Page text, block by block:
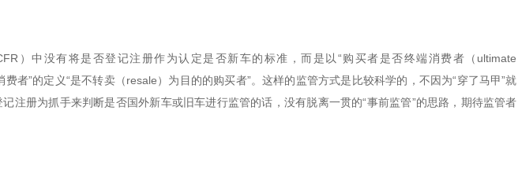
）中没有将是否登记注册作为认定是否新车的标准，而是以“购买者是否终端消费者（ultimate
费者”的定义“是不转卖（resale）为目的的购买者”。这样的监管方式是比较科学的，不因为“穿了马甲”就
注册为抓手来判断是否国外新车或旧车进行监管的话，没有脱离一贯的“事前监管”的思路，期待监管者